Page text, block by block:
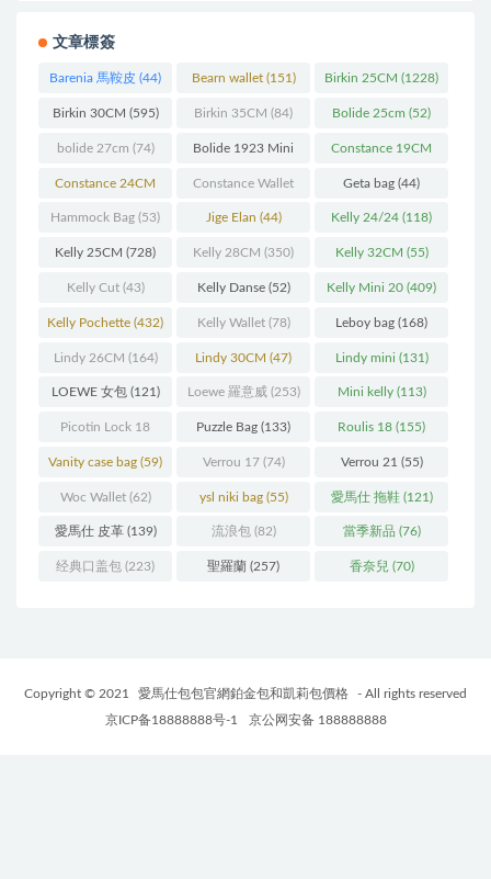
文章標簽
Barenia 馬鞍皮 (44) Bearn wallet(151) Birkin 25CM (1228)
Birkin 30CM (595) Birkin 35CM (84) Bolide 25cm (52)
bolide 27cm (74) Bolide 1923 Mini
(93)
Constance 19CM
(571)
Constance 24CM
(216)
Constance Wallet
(60)
Geta bag (44)
Hammock Bag (53) Jige Elan (44) Kelly 24/24 (118)
Kelly 25CM (728) Kelly 28CM (350) Kelly 32CM (55)
Kelly Cut(43) Kelly Danse(52) Kelly Mini 20 (409)
Kelly Pochette (432) Kelly Wallet(78) Leboy bag (168)
Lindy 26CM (164) Lindy 30CM (47) Lindy mini (131)
LOEWE 女包(121) Loewe 羅意威(253) Mini kelly(113)
Picotin Lock 18
(202)
Puzzle Bag (133) Roulis 18 (155)
Vanity case bag (59) Verrou 17(74) Verrou 21 (55)
Woc Wallet(62) ysl niki bag(55) 愛馬仕 拖鞋(121)
愛馬仕 皮革(139) 流浪包(82) 當季新品 (76)
经典口盖包 (223) 聖羅蘭 (257) 香奈兒 (70)
Copyright © 2021 愛馬仕包包官網鉑金包和凱莉包價格
- All rights reserved
京ICP备18888888号-1
京公网安备 188888888